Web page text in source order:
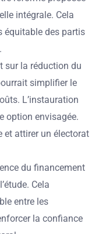
intégrale. Cela
équitable des partis
sur la réduction du
simplifier le
L’instauration
option envisagée.
et attirer un électorat
du financement
Cela
entre les
la confiance